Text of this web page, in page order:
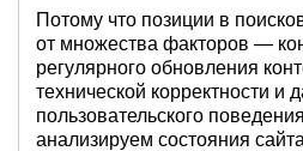
Потому что позиции в
от множества факторов —
регулярного обновления
технической корректности и
пользовательского
анализируем состояния